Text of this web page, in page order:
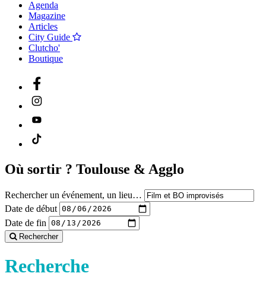
Agenda
Magazine
Articles
City Guide
Clutcho'
Boutique
Où sortir ? Toulouse & Agglo
Rechercher un événement, un lieu…
Date de début
Date de fin
Rechercher
Recherche